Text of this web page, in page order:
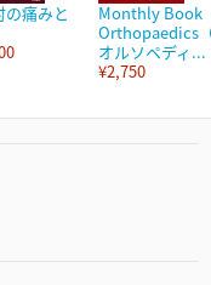
の痛みと
Monthly Book
Orthopaedics
オルソペディ...
¥2,750